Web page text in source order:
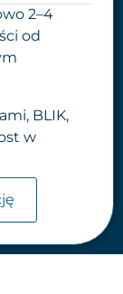
2–4
od
BLIK,
w